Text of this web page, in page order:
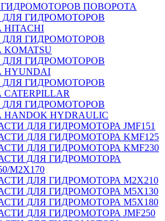
ПОВОРОТА
ДЛЯ ГИДРОМОТОРОВ
ДЛЯ ГИДРОМОТОРОВ
ДЛЯ ГИДРОМОТОРОВ
ДЛЯ ГИДРОМОТОРОВ
ДЛЯ ГИДРОМОТОРОВ
HYDRAULIC
ДЛЯ ГИДРОМОТОРА JMF151
ДЛЯ ГИДРОМОТОРА KMF125
ДЛЯ ГИДРОМОТОРА KMF230
ДЛЯ ГИДРОМОТОРА
M2X170
ДЛЯ ГИДРОМОТОРА M2X210
ДЛЯ ГИДРОМОТОРА M5X130
ДЛЯ ГИДРОМОТОРА M5X180
ДЛЯ ГИДРОМОТОРА JMF250